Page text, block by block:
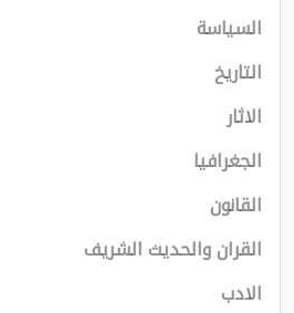
والحديث الشريف